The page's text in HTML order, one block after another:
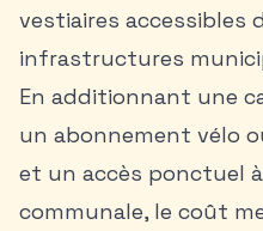
vestiaires accessibles
infrastructures
En additionnant une
un abonnement vélo
et un accès ponctuel
communale, le coût